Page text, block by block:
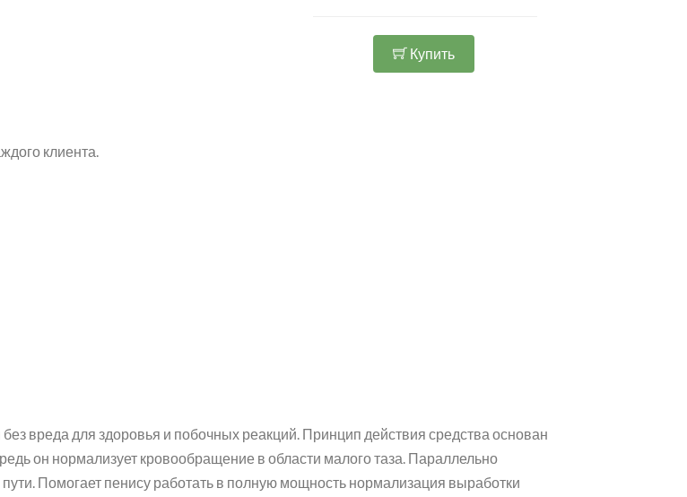
Купить
клиента.
вреда для здоровья и побочных реакций. Принцип действия средства основан
он нормализует кровообращение в области малого таза. Параллельно
Помогает пенису работать в полную мощность нормализация выработки